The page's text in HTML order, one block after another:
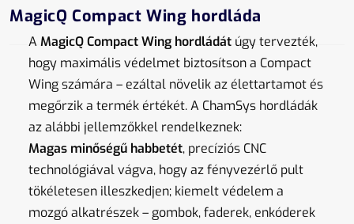
MagicQ Compact Wing hordláda
A MagicQ Compact Wing hordládát úgy tervezték,
hogy maximális védelmet biztosítson a Compact
Wing számára – ezáltal növelik az élettartamot és
megőrzik a termék értékét.A ChamSys hordládák
az alábbi jellemzőkkel rendelkeznek:
Magas minőségű habbetét, precíziós CNC
technológiával vágva, hogy az fényvezérlő pult
tökéletesen illeszkedjen; kiemelt védelem a
mozgó alkatrészek – gombok, faderek, enkóderek